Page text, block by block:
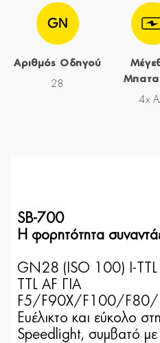
Αριθμός Οδηγού
28
4x
SB-700
Η φορητότητα
GN28 (ISO 100) I-TTL
TTL AF ΓΙΑ
F5/F90X/F100/
Ευέλικτο και εύκολο
Speedlight, συμβατό με